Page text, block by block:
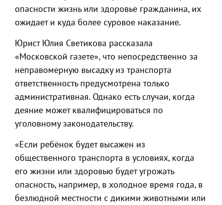
опасности жизнь или здоровье гражданина, их
ожидает и куда более суровое наказание.
Юрист Юлия Светикова рассказала
«Московской газете», что непосредственно за
неправомерную высадку из транспорта
ответственность предусмотрена только
административная. Однако есть случаи, когда
деяние может квалифицироваться по
уголовному законодательству.
«Если ребёнок будет высажен из
общественного транспорта в условиях, когда
его жизни или здоровью будет угрожать
опасность, например, в холодное время года, в
безлюдной местности с дикими животными или